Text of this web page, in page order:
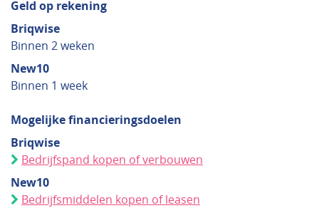
Geld op rekening
Briqwise
Binnen 2 weken
New10
Binnen 1 week
Mogelijke financieringsdoelen
Briqwise
Bedrijfspand kopen of verbouwen
New10
Bedrijfsmiddelen kopen of leasen